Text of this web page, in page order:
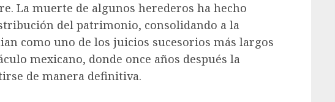
La muerte de algunos herederos ha hecho
del patrimonio, consolidando a la
como uno de los juicios sucesorios más largos
mexicano, donde once años después la
de manera definitiva.